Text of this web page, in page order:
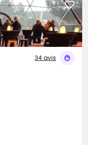
34 avis